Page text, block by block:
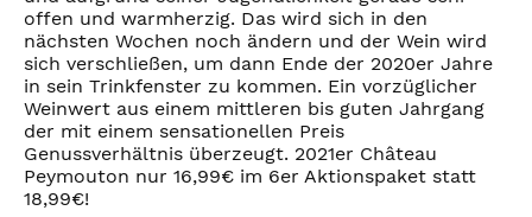
offen und warmherzig. Das wird sich in den
nächsten Wochen noch ändern und der Wein wird
sich verschließen, um dann Ende der 2020er Jahre
in sein Trinkfenster zu kommen. Ein vorzüglicher
Weinwert aus einem mittleren bis guten Jahrgang
der mit einem sensationellen Preis
Genussverhältnis überzeugt. 2021er Château
Peymouton nur 16,99€ im 6er Aktionspaket statt
18,99€!